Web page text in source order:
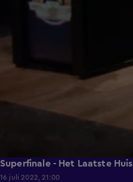
Superfinale - Het Laatste Huis
16 juli 2022, 21:00